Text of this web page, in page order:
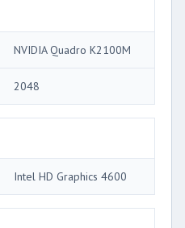
NVIDIA Quadro K2100M
2048
Intel HD Graphics 4600